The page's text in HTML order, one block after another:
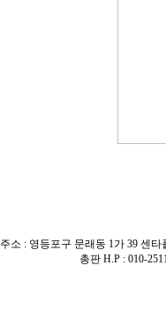
주소 : 영등포구 문래동 1가 39 센
총판 H.P : 010-